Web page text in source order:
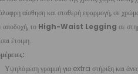
αίσθηση και σταθερή εφαρμογή, σε
αποδοχή, το High-Waist Legging σε
έτοιμη.
Υψηλόμεση γραμμή για extra στήριξη και